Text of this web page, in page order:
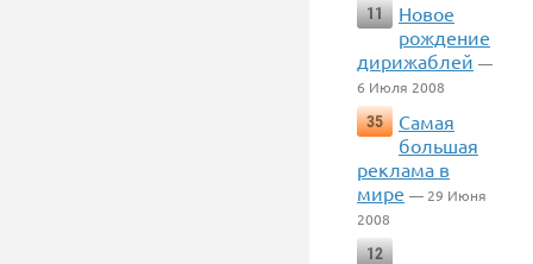
11
Новое
рождение
дирижаблей —
6 Июля 2008
35
Самая
большая
реклама в
мире — 29 Июня
2008
12